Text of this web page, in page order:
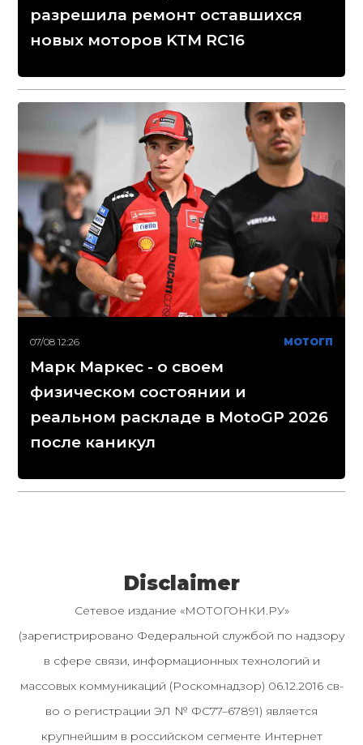
разрешила ремонт оставшихся
новых моторов KTM RC16
07/08 12:26 МОТОГП
Марк Маркес - о своем
физическом состоянии и
реальном раскладе в MotoGP 2026
после каникул
Disclaimer
Сетевое издание «МОТОГОНКИ.РУ»
(зарегистрировано Федеральной службой по надзору
в сфере связи, информационных технологий и
массовых коммуникаций (Роскомнадзор) 06.12.2016 св-
во о регистрации ЭЛ № ФС77–67891) является
крупнейшим в российском сегменте Интернет